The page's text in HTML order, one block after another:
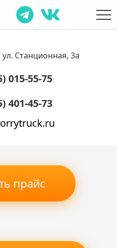
Станционная, 3а
015-55-75
401-45-73
прайс